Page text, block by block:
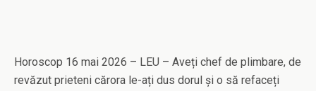
Horoscop 16 mai 2026 – LEU – Aveți chef de plimbare, de
revăzut prieteni cărora le-ați dus dorul și o să refaceți